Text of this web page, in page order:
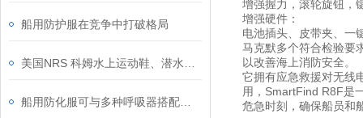
船用防护服在竞争中打破格局
增强握力，滚轮旋钮，
增强硬件：
电池插头、皮带夹、一
马克默多个符合检验要
以改善海上消防安全。
它拥有应急救援对无线
用，SmartFind R8F是
危急时刻，确保船员和